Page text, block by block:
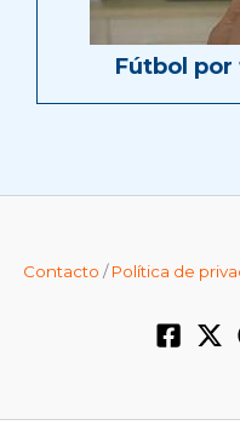
Fútbol
Contacto /Política de